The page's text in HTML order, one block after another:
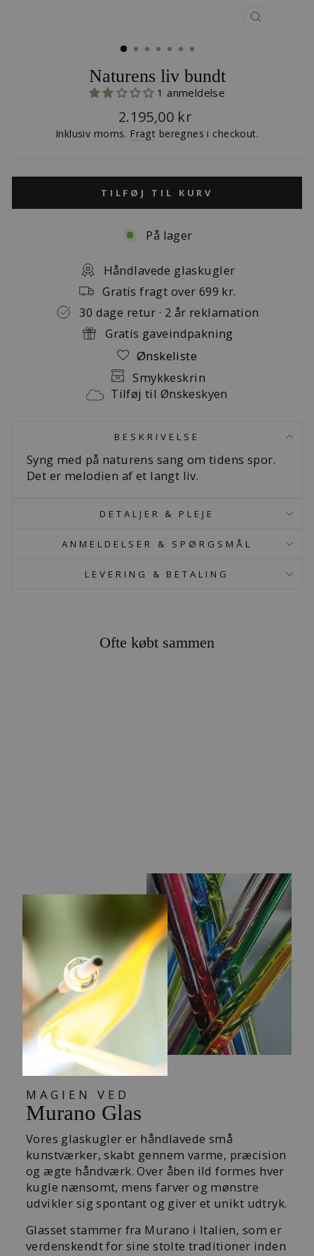
Naturens liv bundt
1 anmeldelse
Normalpris
2.195,00 kr
Inklusiv moms. Fragt beregnes i checkout.
TILFØJ TIL KURV
På lager
Håndlavede glaskugler
Gratis fragt over 699 kr.
30 dage retur · 2 år reklamation
Gratis gaveindpakning
Ønskeliste
Smykkeskrin
Tilføj til Ønskeskyen
BESKRIVELSE
Syng med på naturens sang om tidens spor.
Det er melodien af ​​et langt liv.
DETALJER & PLEJE
ANMELDELSER & SPØRGSMÅL
LEVERING & BETALING
Ofte købt sammen
MAGIEN VED
Murano Glas
Vores glaskugler er håndlavede små
kunstværker, skabt gennem varme, præcision
og ægte håndværk. Over åben ild formes hver
kugle nænsomt, mens farver og mønstre
udvikler sig spontant og giver et unikt udtryk.
Glasset stammer fra Murano i Italien, som er
verdenskendt for sine stolte traditioner inden